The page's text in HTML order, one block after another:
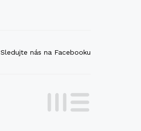
Sledujte nás na Facebooku